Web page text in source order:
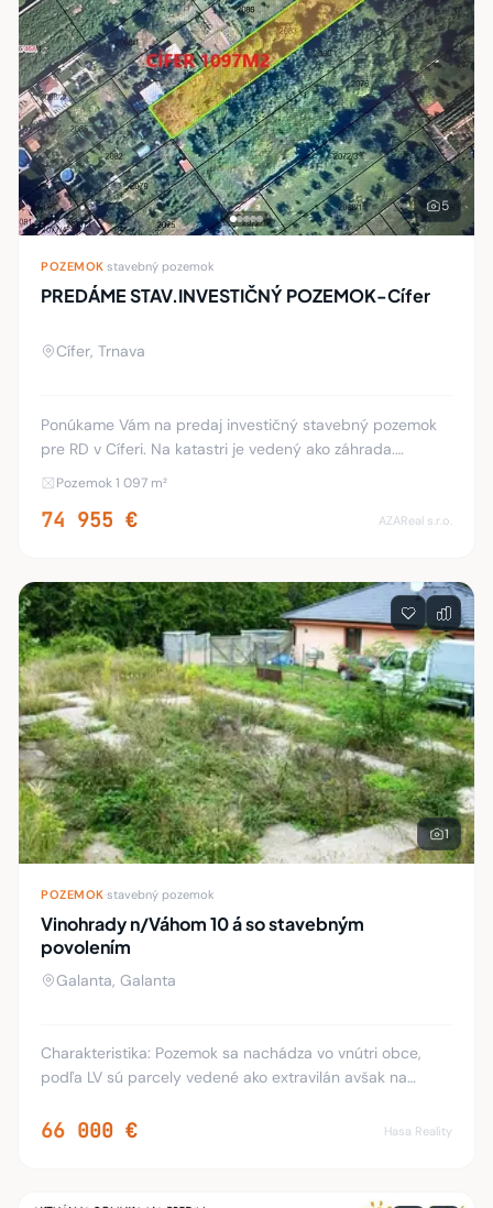
5
POZEMOK stavebný pozemok
PREDÁME STAV.INVESTIČNÝ POZEMOK-Cífer
Cífer, Trnava
Ponúkame Vám na predaj investičný stavebný pozemok
pre RD v Cíferi. Na katastri je vedený ako záhrada.
Výmera pozemku je 1097 m2. Šírka je 11 m. Dĺžka 98 a 90
Pozemok 1 097 m²
74 955 € AZAReal s.r.o.
1
POZEMOK stavebný pozemok
Vinohrady n/Váhom 10 á so stavebným
povolením
Galanta, Galanta
Charakteristika: Pozemok sa nachádza vo vnútri obce,
podľa LV sú parcely vedené ako extravilán avšak na
rodinného domu typu bungalov. Pozemok je p
66 000 € Hasa Reality